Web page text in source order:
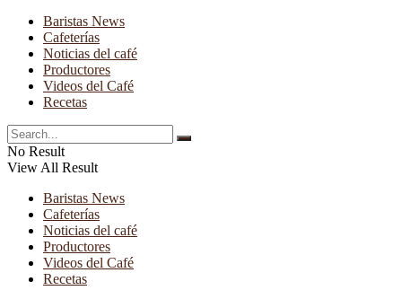
Baristas News
Cafeterías
Noticias del café
Productores
Videos del Café
Recetas
No Result
View All Result
Baristas News
Cafeterías
Noticias del café
Productores
Videos del Café
Recetas